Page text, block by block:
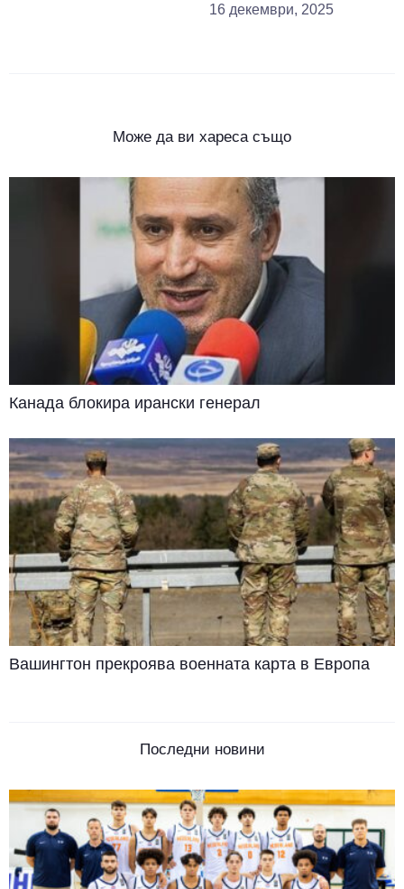
16 декември, 2025
Може да ви хареса също
Канада блокира ирански генерал
Вашингтон прекроява военната карта в Европа
Последни новини